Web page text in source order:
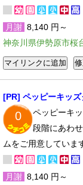
月謝 8,140 円～
神奈川県伊勢原市桜
[PR] ペッピーキッ
0
ペッピーキ
段階にあわ
ムをご用意していま
月謝 8,140 円～